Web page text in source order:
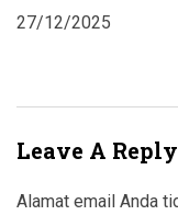
27/12/2025
Leave A Reply
Alamat email Anda